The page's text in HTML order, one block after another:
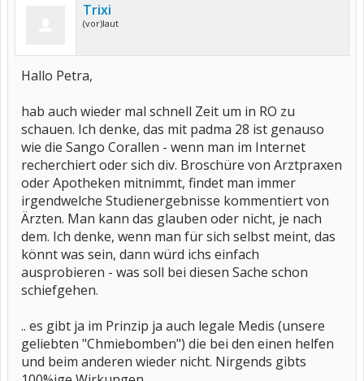
Trixi
(vor)laut
Hallo Petra,
hab auch wieder mal schnell Zeit um in RO zu
schauen. Ich denke, das mit padma 28 ist genauso
wie die Sango Corallen - wenn man im Internet
recherchiert oder sich div. Broschüre von Arztpraxen
oder Apotheken mitnimmt, findet man immer
irgendwelche Studienergebnisse kommentiert von
Ärzten. Man kann das glauben oder nicht, je nach
dem. Ich denke, wenn man für sich selbst meint, das
könnt was sein, dann würd ichs einfach
ausprobieren - was soll bei diesen Sache schon
schiefgehen.
.. es gibt ja im Prinzip ja auch legale Medis (unsere
geliebten "Chmiebomben") die bei den einen helfen
und beim anderen wieder nicht. Nirgends gibts